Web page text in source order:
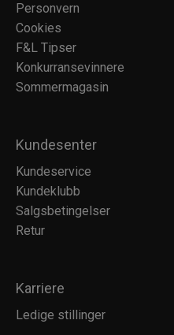
Personvern
Cookies
F&L Tipser
Konkurransevinnere
Sommermagasin
Kundesenter
Kundeservice
Kundeklubb
Salgsbetingelser
Retur
Karriere
Ledige stillinger